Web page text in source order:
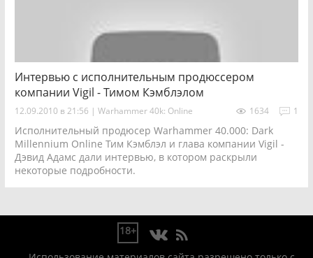
Интервью с исполнительным продюссером
компании Vigil - Тимом Кэмблэлом
12.09.2010 в 21:56 | Warhammer 40k: Online 1
1634
Исполнительный продюсер Warhammer 40.000: Dark
Millennium Online Тим Кэмблэл и глава компании Vigil -
Дэвид Адамс дали интервью, в котором раскрыли
некоторые подробности.
18+